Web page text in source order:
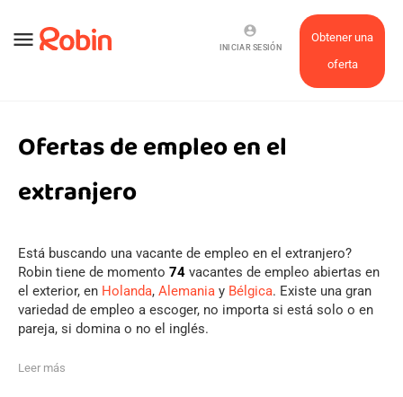
menu
Obtener una
oferta
account_circle
INICIAR SESIÓN
Ofertas de empleo en el
extranjero
Está buscando una vacante de empleo en el extranjero?
Robin tiene de momento 74 vacantes de empleo abiertas en
el exterior, en Holanda, Alemania y Bélgica. Existe una gran
variedad de empleo a escoger, no importa si está solo o en
pareja, si domina o no el inglés.
Leer más